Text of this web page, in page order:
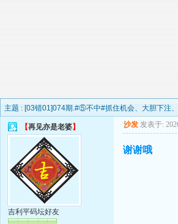
主题 : [03错01]074期.#⑤不中#抓住机会、大胆下注
【再见亦是老婆】
吉利平码坛好友
沙发 发表于:
谢谢哦